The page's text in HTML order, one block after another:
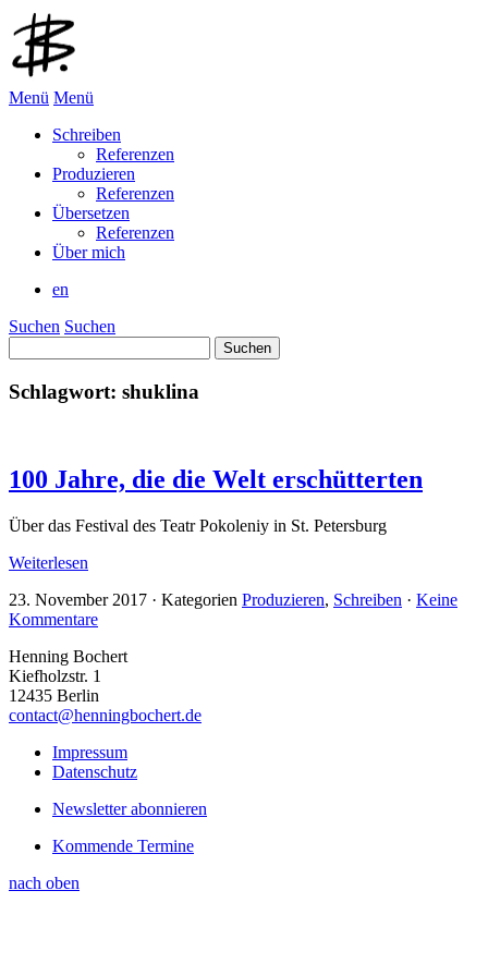
Menü Menü
Schreiben
Referenzen
Produzieren
Referenzen
Übersetzen
Referenzen
Über mich
en
Suchen Suchen
nach:
Schlagwort: shuklina
100 Jahre, die die Welt erschütterten
Über das Festival des Teatr Pokoleniy in St. Petersburg
Weiterlesen
23. November 2017 · Kategorien Produzieren, Schreiben · Keine
Kommentare
Henning Bochert
Kiefholzstr. 1
12435 Berlin
contact@henningbochert.de
Impressum
Datenschutz
Newsletter abonnieren
Kommende Termine
nach oben